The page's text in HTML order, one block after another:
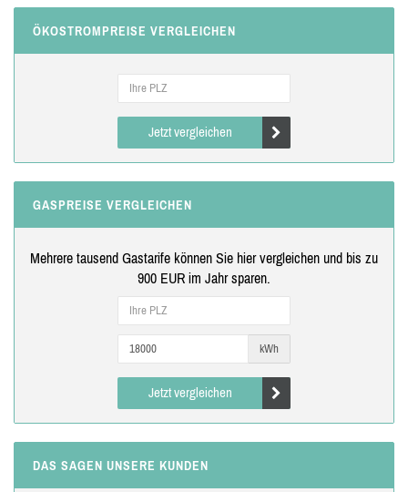
ÖKOSTROMPREISE VERGLEICHEN
Jetzt vergleichen
GASPREISE VERGLEICHEN
Mehrere tausend Gastarife können Sie hier vergleichen und bis zu
900 EUR im Jahr sparen.
kWh
Jetzt vergleichen
DAS SAGEN UNSERE KUNDEN